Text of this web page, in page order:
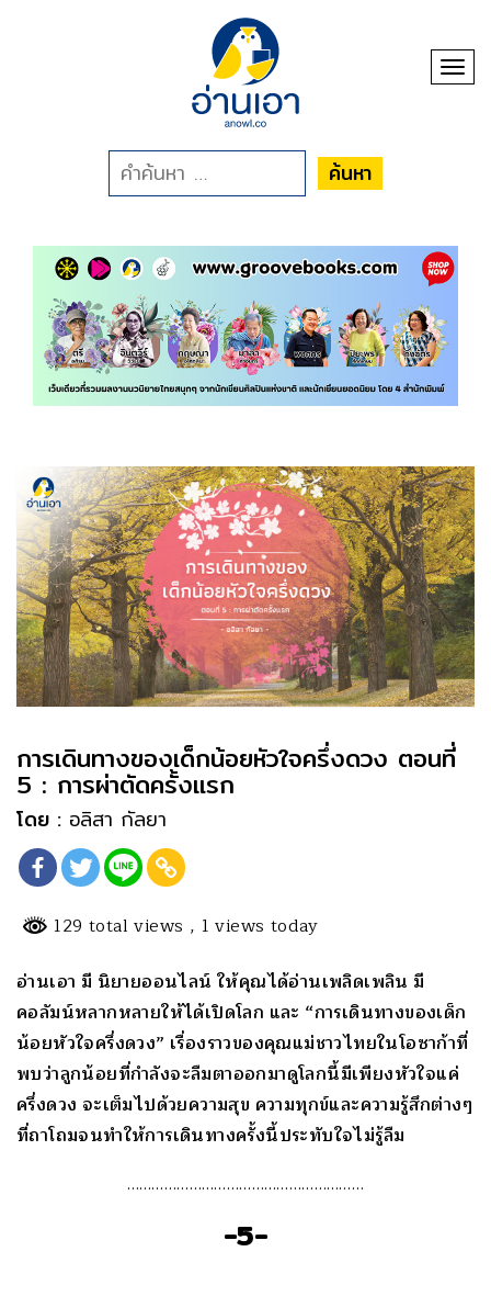
ค้นหา
การเดินทางของเด็กน้อยหัวใจครึ่งดวง ตอนที่
5 : การผ่าตัดครั้งแรก
โดย : อลิสา กัลยา
129 total views , 1 views today
อ่านเอา มี นิยายออนไลน์ ให้คุณได้อ่านเพลิดเพลิน มี
คอลัมน์หลากหลายให้ได้เปิดโลก และ “การเดินทางของเด็ก
น้อยหัวใจครึ่งดวง” เรื่องราวของคุณแม่ชาวไทยในโอซาก้าที่
พบว่าลูกน้อยที่กำลังจะลืมตาออกมาดูโลกนี้มีเพียงหัวใจแค่
ครึ่งดวง จะเต็มไปด้วยความสุข ความทุกข์และความรู้สึกต่างๆ
ที่ถาโถมจนทำให้การเดินทางครั้งนี้ประทับใจไม่รู้ลืม
…………………………………………………
-5-